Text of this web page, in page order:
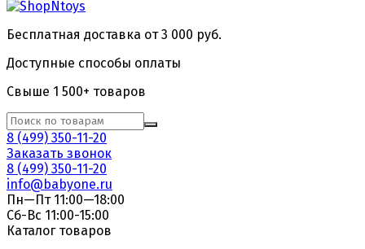
Бесплатная доставка от 3 000 руб.
Доступные способы оплаты
Свыше 1 500+ товаров
8 (499) 350-11-20
Заказать звонок
8 (499) 350-11-20
info@babyone.ru
Пн—Пт 11:00—18:00
Сб-Вс 11:00-15:00
Каталог товаров